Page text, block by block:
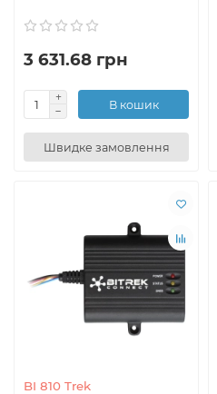
3 631.68 грн
В кошик
Швидке замовлення
BI 810 Trek